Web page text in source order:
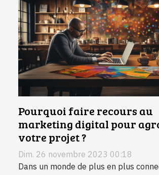
Pourquoi faire recours au
marketing digital pour
votre projet ?
Dim. 26 novembre 2023 00:18
Dans un monde de plus en plus